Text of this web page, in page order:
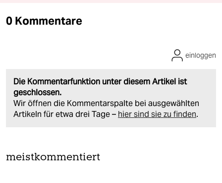
0 Kommentare
Die Kommentarfunktion unter diesem Artikel ist
geschlossen.
Wir öffnen die Kommentarspalte bei ausgewählten
Artikeln für etwa drei Tage – hier sind sie zu finden.
einloggen
meistkommentiert